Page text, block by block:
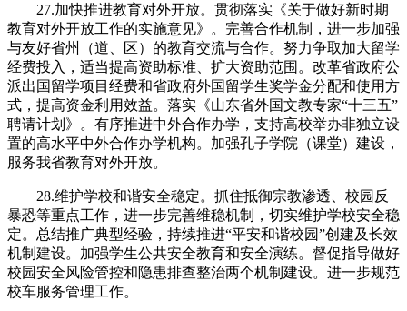
27.加快推进教育对外开放。贯彻落实《关于做好新时期
教育对外开放工作的实施意见》。完善合作机制，进一步加强
与友好省州（道、区）的教育交流与合作。努力争取加大留学
经费投入，适当提高资助标准、扩大资助范围。改革省政府公
派出国留学项目经费和省政府外国留学生奖学金分配和使用方
式，提高资金利用效益。落实《山东省外国文教专家“十三五”
聘请计划》。有序推进中外合作办学，支持高校举办非独立设
置的高水平中外合作办学机构。加强孔子学院（课堂）建设，
服务我省教育对外开放。
28.维护学校和谐安全稳定。抓住抵御宗教渗透、校园反
暴恐等重点工作，进一步完善维稳机制，切实维护学校安全稳
定。总结推广典型经验，持续推进“平安和谐校园”创建及长效
机制建设。加强学生公共安全教育和安全演练。督促指导做好
校园安全风险管控和隐患排查整治两个机制建设。进一步规范
校车服务管理工作。